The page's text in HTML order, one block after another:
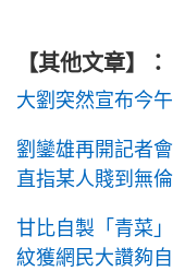
【其他文章】：
大劉突然宣布今
劉鑾雄再開記者
直指某人賤到無倫
甘比自製「青菜
紋獲網民大讚夠